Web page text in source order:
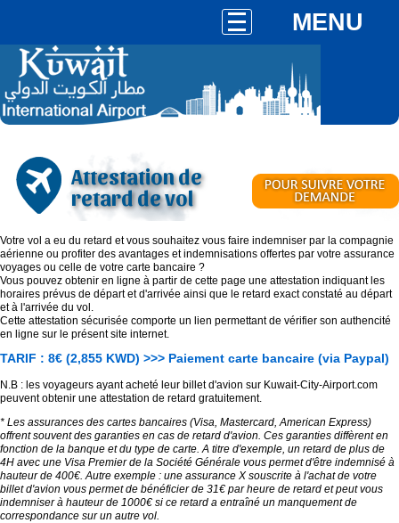
MENU
Attestation de
retard de vol
Votre vol a eu du retard et vous souhaitez vous faire indemniser par la compagnie
aérienne ou profiter des avantages et indemnisations offertes par votre assurance
voyages ou celle de votre carte bancaire ?
Vous pouvez obtenir en ligne à partir de cette page une attestation indiquant les
horaires prévus de départ et d'arrivée ainsi que le retard exact constaté au départ
et à l'arrivée du vol.
Cette attestation sécurisée comporte un lien permettant de vérifier son authencité
en ligne sur le présent site internet.
TARIF : 8€ (2,855 KWD) >>> Paiement carte bancaire (via Paypal)
N.B : les voyageurs ayant acheté leur billet d'avion sur Kuwait-City-Airport.com
peuvent obtenir une attestation de retard gratuitement.
* Les assurances des cartes bancaires (Visa, Mastercard, American Express)
offrent souvent des garanties en cas de retard d'avion. Ces garanties diffèrent en
fonction de la banque et du type de carte. A titre d'exemple, un retard de plus de
4H avec une Visa Premier de la Société Générale vous permet d'être indemnisé à
hauteur de 400€. Autre exemple : une assurance X souscrite à l'achat de votre
billet d'avion vous permet de bénéficier de 31€ par heure de retard et peut vous
indemniser à hauteur de 1000€ si ce retard a entraîné un manquement de
correspondance sur un autre vol.